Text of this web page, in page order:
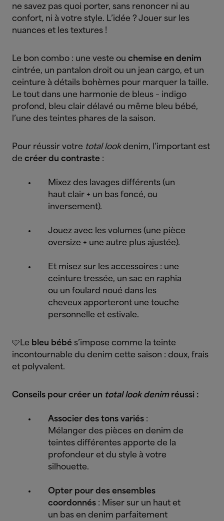
ne savez pas quoi porter, sans renoncer ni au
confort, ni à votre style. L’idée ? Jouer sur les
nuances et les textures !
Le bon combo : une veste ou chemise en denim
cintrée, un pantalon droit ou un jean cargo, et un
ceinture à détails bohèmes pour marquer la taille.
Le tout dans une harmonie de bleus – indigo
profond, bleu clair délavé ou même bleu bébé,
l’une des teintes phares de la saison.
Pour réussir votre total lookdenim, l’important est
de créer du contraste :
Mixez des lavages différents (un
haut clair + un bas foncé, ou
inversement).
Jouez avec les volumes (une pièce
oversize + une autre plus ajustée).
Et misez sur les accessoires : une
ceinture tressée, un sac en raphia
ou un foulard noué dans les
cheveux apporteront une touche
personnelle et estivale.
🩵Le bleu bébé s’impose comme la teinte
incontournable du denim cette saison : doux, frais
et polyvalent.
Conseils pour créer un total look denimréussi :
Associer des tons variés :
Mélanger des pièces en denim de
teintes différentes apporte de la
profondeur et du style à votre
silhouette.
Opter pour des ensembles
coordonnés : Miser sur un haut et
un bas en denim parfaitement